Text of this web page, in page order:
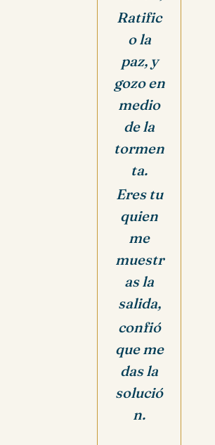
Ratific
o la
paz, y
gozo en
medio
de la
tormen
ta.
Eres tu
quien
me
muestr
as la
salida,
confió
que me
das la
solució
n.